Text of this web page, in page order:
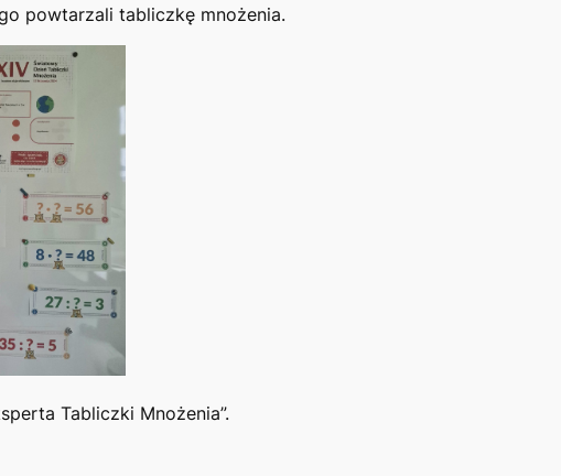
powtarzali tabliczkę mnożenia.
Tabliczki Mnożenia”.